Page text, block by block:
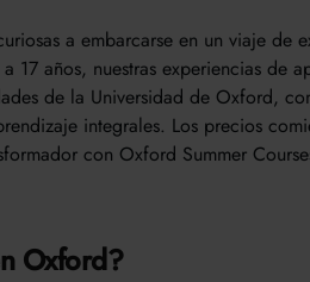
a embarcarse en un viaje
años, nuestras experiencias de
de la Universidad de Oxford,
integrales. Los precios
con Oxford Summer
Oxford?